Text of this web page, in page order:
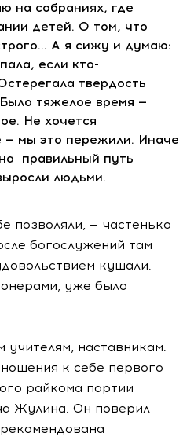
на собраниях, где
детей. О том, что
А я сижу и думаю:
если кто-
твердость
тяжелое время —
Не хочется
— мы это пережили. Иначе
правильный путь
людьми.
позволяли, — частенько
богослужений там
кушали.
уже было
учителям, наставникам.
к себе первого
райкома партии
Жулина. Он поверил